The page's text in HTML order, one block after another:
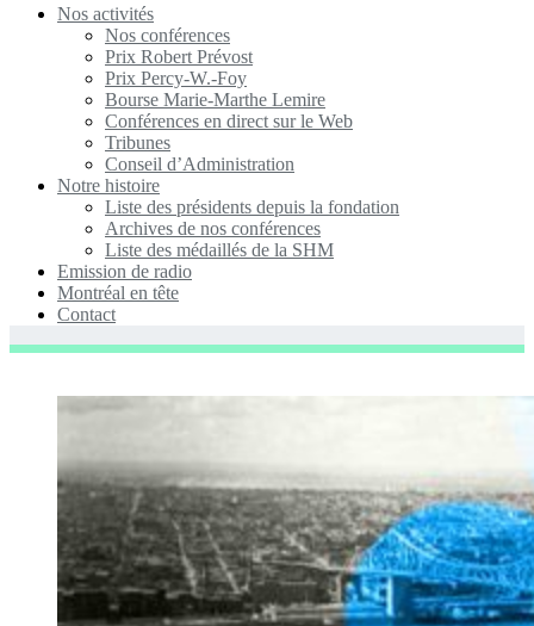
Nos activités
Nos conférences
Prix Robert Prévost
Prix Percy-W.-Foy
Bourse Marie-Marthe Lemire
Conférences en direct sur le Web
Tribunes
Conseil d’Administration
Notre histoire
Liste des présidents depuis la fondation
Archives de nos conférences
Liste des médaillés de la SHM
Emission de radio
Montréal en tête
Contact